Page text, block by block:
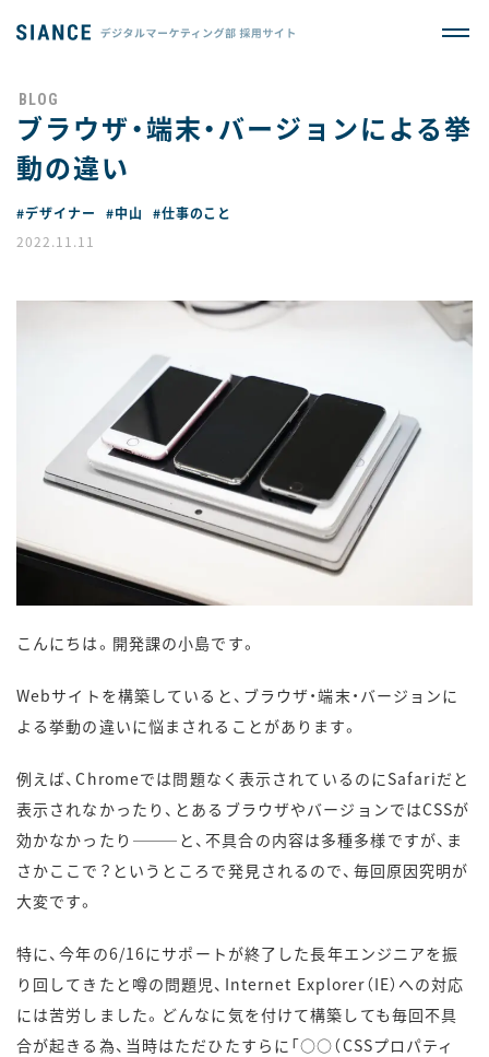
ブラウザ・端末・バージョンによる挙
動の違い
#デザイナー #中山
#仕事のこと
2022.11.11
こんにちは。開発課の小島です。
Webサイトを構築していると、ブラウザ・端末・バージョンに
よる挙動の違いに悩まされることがあります。
例えば、Chromeでは問題なく表示されているのにSafariだと
表示されなかったり、とあるブラウザやバージョンではCSSが
効かなかったり———と、不具合の内容は多種多様ですが、ま
さかここで？というところで発見されるので、毎回原因究明が
大変です。
特に、今年の6/16にサポートが終了した長年エンジニアを振
り回してきたと噂の問題児、Internet Explorer（IE）への対応
には苦労しました。どんなに気を付けて構築しても毎回不具
合が起きる為、当時はただひたすらに「○○（CSSプロパティ